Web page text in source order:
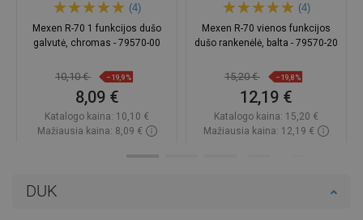
DUK
(4)
Mexen R-70 1 funkcijos dušo
galvutė, chromas - 79570-00
10,10 € −19,9%
8,09 €
Katalogo kaina: 10,10 €
Mažiausia kaina: 8,09 €
(4)
Mexen R-70 vienos funkcijos
dušo rankenėlė, balta - 79570-20
15,20 € −19,8%
12,19 €
Katalogo kaina: 15,20 €
Mažiausia kaina: 12,19 €